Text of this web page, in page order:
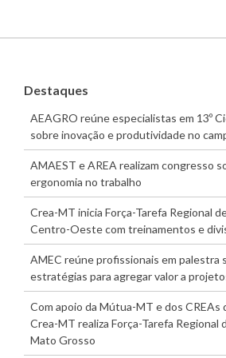
Destaques
AEAGRO reúne especialistas em 13º
sobre inovação e produtividade no
AMAEST e AREA realizam congresso
ergonomia no trabalho
Crea-MT inicia Força-Tarefa Regional
Centro-Oeste com treinamentos e
AMEC reúne profissionais em palestra
estratégias para agregar valor a
Com apoio da Mútua-MT e dos
Crea-MT realiza Força-Tarefa Regional
Mato Grosso